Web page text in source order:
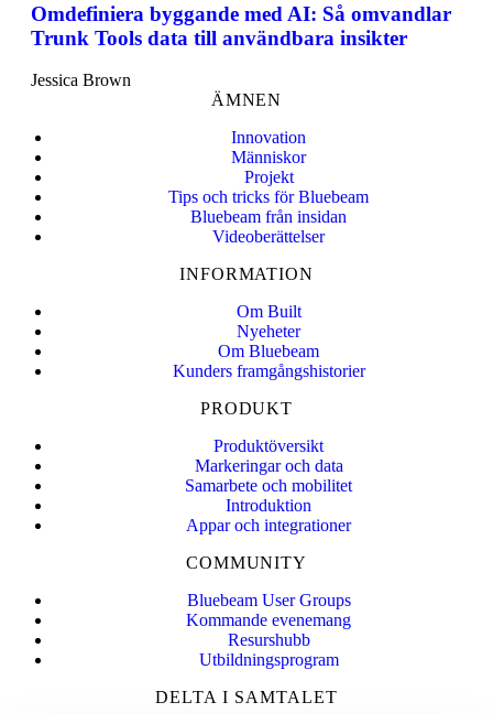
Omdefiniera byggande med AI: Så omvandlar
Trunk Tools data till användbara insikter
Jessica Brown
ÄMNEN
Innovation
Människor
Projekt
Tips och tricks för Bluebeam
Bluebeam från insidan
Videoberättelser
INFORMATION
Om Built
Nyeheter
Om Bluebeam
Kunders framgångshistorier
PRODUKT
Produktöversikt
Markeringar och data
Samarbete och mobilitet
Introduktion
Appar och integrationer
COMMUNITY
Bluebeam User Groups
Kommande evenemang
Resurshubb
Utbildningsprogram
DELTA I SAMTALET